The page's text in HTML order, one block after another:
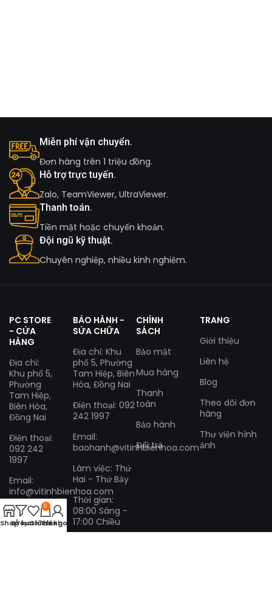
Miễn phí vận chuyển.
Đơn hàng trên 1 triệu đồng.
Hỗ trợ trực tuyến.
Zalo, TeamViewer, UltraViewer.
Thanh toán.
Tiền mặt hoặc chuyển khoản.
Đội ngũ kỹ thuật.
Chuyên nghiệp, nhiều kinh nghiệm.
PC STORE
- CỬA
HÀNG
Địa chỉ:
Khu phố 5,
Phường
Tam Hiệp,
Biên Hòa,
Đồng Nai
Điện thoại:
092 242
1997
Email:
info@vitinhbienhoa.com
Làm việc:
Thứ Hai -
BẢO HÀNH -
SỬA CHỮA
Địa chỉ: Khu
phố 5, Phường
Tam Hiệp, Biên
Hòa, Đồng Nai
Điện thoại: 092
242 1997
Email:
baohanh@vitinhbienhoa.com
Làm việc: Thứ
Hai - Thứ Bảy
Thời gian:
08:00 Sáng -
17:00 Chiều
CHÍNH
SÁCH
Bảo mật
Mua hàng
Thanh
toán
Bảo hành
Đổi trả
TRANG
Giới thiệu
Liên hệ
Blog
Theo dõi đơn
hàng
Thư viện hình
ảnh
ShopBộ lọc
Yêu thích
0
Giỏ hàng
Tài khoản